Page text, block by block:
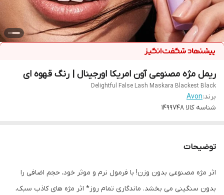
ریمل مژه مصنوعی آون امریکا اورجینال | رنگ قهوه ای
Delightful False Lash Maskara Blackest Black
برند:Avon
شناسه کالا 1499748
توضیحات
اثر مژه مصنوعی بدون وزن! با فرمول نرم و موثر خود، حجم اضافی را
بدون سنگینی می بخشد. ماندگاری تمام روز* اثر مژه های کاذب سبک،